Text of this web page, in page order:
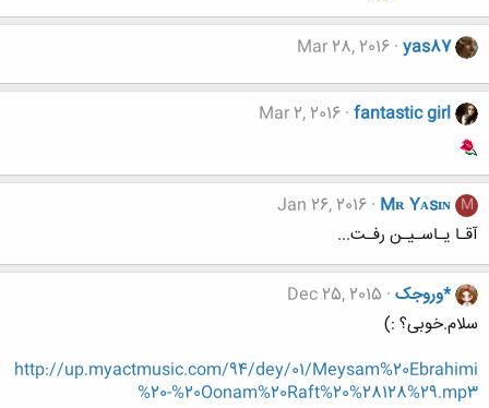
yas87
Mar 28, 2016
fantastic girl
Mar 2, 2016
M
Mʀ Yᴀsɪɴ
Jan 26, 2016
آقـا یـاسـیـن رفـت...
*وروجک Dec 25, 2015
سلام.خوبی؟ :)
http://up.myactmusic.com/94/dey/01/Meysam%20Ebrahimi
%20-%20Oonam%20Raft%20%28128%29.mp3